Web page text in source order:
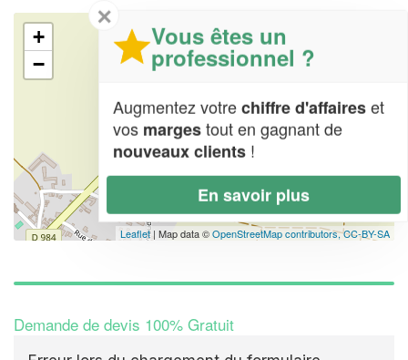
+
−
Leaflet| Map data ©OpenStreetMap contributors,CC-BY-SA
Demande de devis 100% Gratuit
✕
Vous êtes un
professionnel ?
Augmentez votrechiffre d'affaireset
vos margestout en gagnant de
nouveaux clients !
En savoir plus